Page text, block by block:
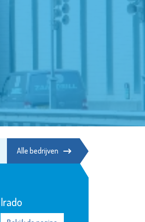
Alle bedrijven
Schuldhulpmaatje
Bekijk de pagina